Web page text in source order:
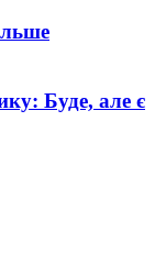
Буде, але є